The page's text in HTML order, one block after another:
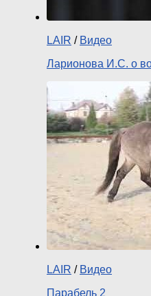
LAIR / Видео
Ларионова И.С. о
LAIR / Видео
Парабель 2